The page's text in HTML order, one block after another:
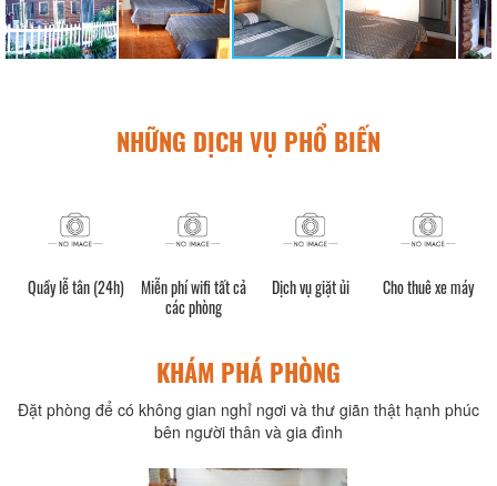
NHỮNG DỊCH VỤ PHỔ BIẾN
Quầy lễ tân (24h)
Miễn phí wifi tất cả
các phòng
Dịch vụ giặt ủi Cho thuê xe máy
KHÁM PHÁ PHÒNG
Đặt phòng để có không gian nghỉ ngơi và thư giãn thật hạnh phúc
bên người thân và gia đình